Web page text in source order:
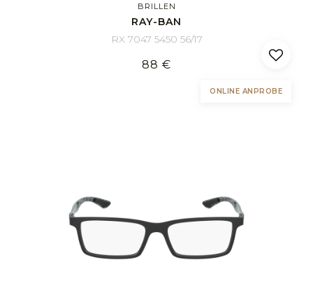
BRILLEN
RAY-BAN
RX 7047 5450 56/17
88 €
ONLINE ANPROBE